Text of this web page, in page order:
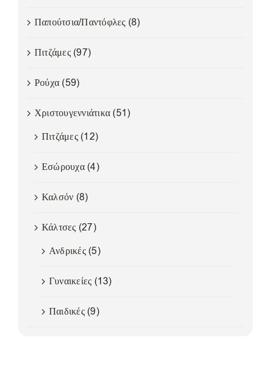
Παπούτσια/Παντόφλες (8)
Πιτζάμες (97)
Ρούχα (59)
Χριστουγεννιάτικα (51)
Πιτζάμες (12)
Εσώρουχα (4)
Καλσόν (8)
Κάλτσες (27)
Ανδρικές (5)
Γυναικείες (13)
Παιδικές (9)